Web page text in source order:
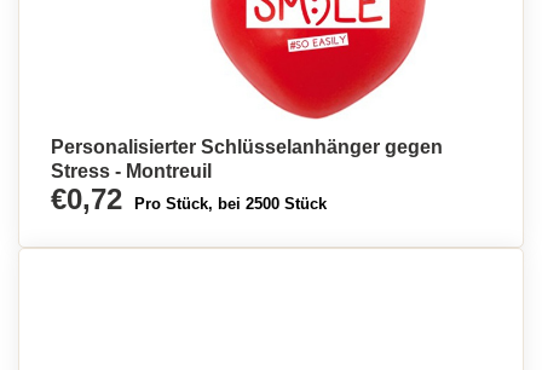
Personalisierter Schlüsselanhänger gegen
Stress - Montreuil
€0,72 Pro Stück, bei 2500 Stück